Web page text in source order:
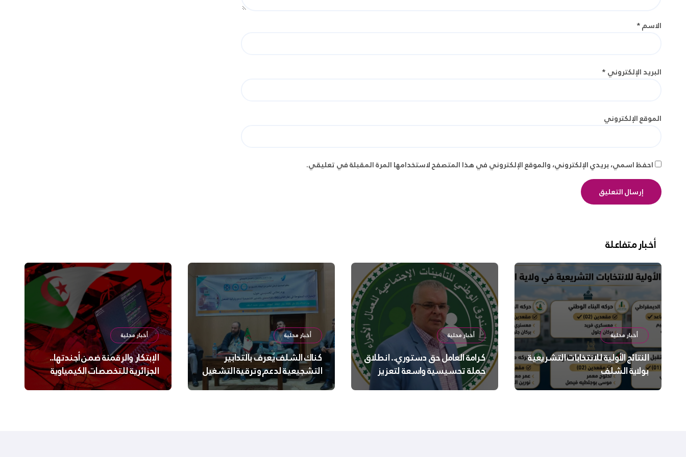
الاسم*
البريد الإلكتروني*
الموقع الإلكتروني
احفظ اسمي، بريدي الإلكتروني، والموقع الإلكتروني في هذا المتصفح لاستخدامها المرة المقبلة في تعليقي.
أخبار متفاعلة
أخبار محلية
النتائج الأولية للانتخابات التشريعية
بولاية الشلف
أخبار محلية
كرامة العامل حق دستوري.. انطلاق
حملة تحسيسية واسعة لتعزيز
السلامة الجسدية والنفسية
أخبار محلية
كناك الشلف يُعرف بالتدابير
التشجيعية لدعم وترقية التشغيل
أخبار محلية
الإبتكار والرقمنة ضمن أجندتها..
الجزائرية للتخصصات الكيمياوية
ترعى تحدي الإبتكار الجزائري